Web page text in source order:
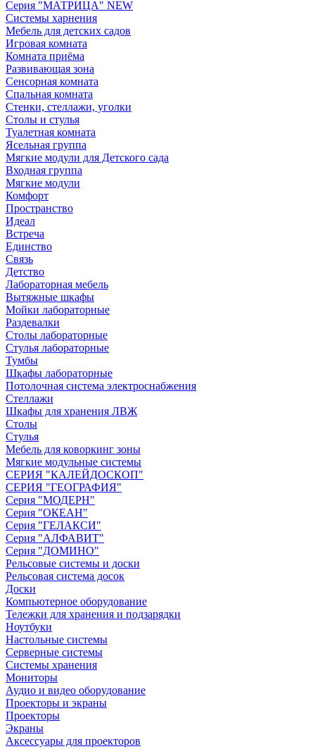
Серия "МАТРИЦА" NEW
Системы харнения
Мебель для детских садов
Игровая комната
Комната приёма
Развивающая зона
Сенсорная комната
Спальная комната
Стенки, стеллажи, уголки
Столы и стулья
Туалетная комната
Ясельная группа
Мягкие модули для Детского сада
Входная группа
Мягкие модули
Комфорт
Пространство
Идеал
Встреча
Единство
Связь
Детство
Лабораторная мебель
Вытяжные шкафы
Мойки лабораторные
Раздевалки
Столы лабораторные
Стулья лабораторные
Тумбы
Шкафы лабораторные
Потолочная система электроснабжения
Стеллажи
Шкафы для хранения ЛВЖ
Столы
Стулья
Мебель для коворкинг зоны
Мягкие модульные системы
СЕРИЯ "КАЛЕЙДОСКОП"
СЕРИЯ "ГЕОГРАФИЯ"
Серия "МОДЕРН"
Серия "ОКЕАН"
Серия "ГЕЛАКСИ"
Серия "АЛФАВИТ"
Серия "ДОМИНО"
Рельсовые системы и доски
Рельсовая система досок
Доски
Компьютерное оборудование
Тележки для хранения и подзарядки
Ноутбуки
Настольные системы
Серверные системы
Системы хранения
Мониторы
Аудио и видео оборудование
Проекторы и экраны
Проекторы
Экраны
Аксессуары для проекторов